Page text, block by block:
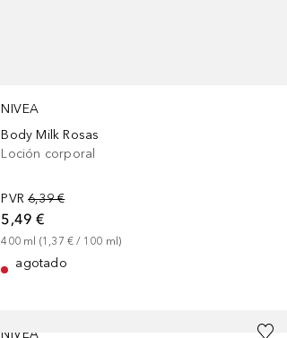
NIVEA
Body Milk Rosas
Loción corporal
PVR 6,39 €
5,49 €
400 ml (1,37 € / 100 ml)
agotado
NIVEA